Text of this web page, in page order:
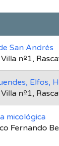
San Andrés
nº1,
Elfos,
nº1,
micológica
Fernando